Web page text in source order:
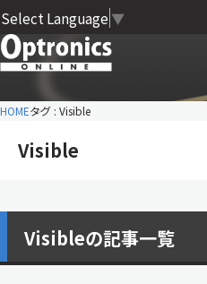
Select Language ▼
HOMEタグ : Visible
Visible
Visibleの記事一覧